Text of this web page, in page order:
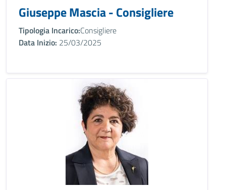
Giuseppe Mascia - Consigliere
Tipologia Incarico:Consigliere
Data Inizio: 25/03/2025